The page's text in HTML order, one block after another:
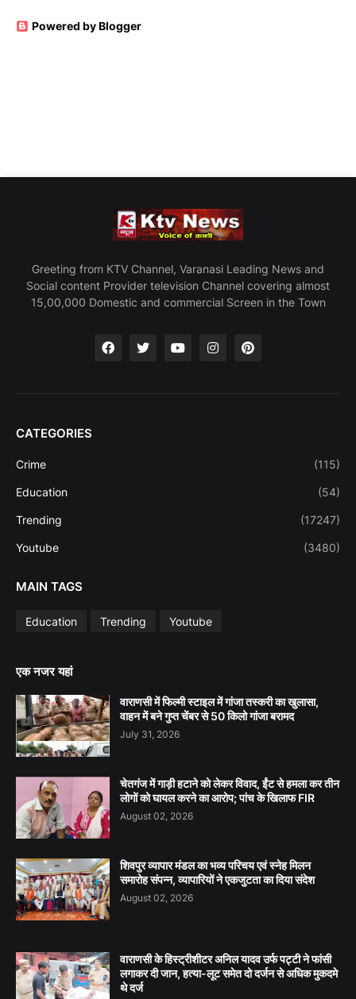
Powered by Blogger
Greeting from KTV Channel, Varanasi Leading News and
Social content Provider television Channel covering almost
15,00,000 Domestic and commercial Screen in the Town
CATEGORIES
Crime (115)
Education (54)
Trending (17247)
Youtube (3480)
MAIN TAGS
Education Trending Youtube
एक नजर यहां
वाराणसी में फिल्मी स्टाइल में गांजा तस्करी का खुलासा,
वाहन में बने गुप्त चेंबर से 50 किलो गांजा बरामद
July 31, 2026
चेतगंज में गाड़ी हटाने को लेकर विवाद, ईंट से हमला कर तीन
लोगों को घायल करने का आरोप; पांच के खिलाफ FIR
August 02, 2026
शिवपुर व्यापार मंडल का भव्य परिचय एवं स्नेह मिलन
समारोह संपन्न, व्यापारियों ने एकजुटता का दिया संदेश
August 02, 2026
वाराणसी के हिस्ट्रीशीटर अनिल यादव उर्फ पट्टी ने फांसी
लगाकर दी जान, हत्या-लूट समेत दो दर्जन से अधिक मुकदमे
थे दर्ज